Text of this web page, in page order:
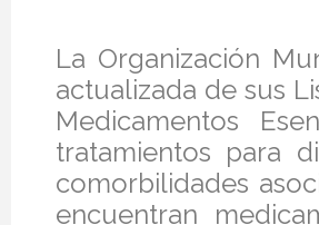
La Organización
actualizada de sus
Medicamentos
tratamientos para
comorbilidades
encuentran